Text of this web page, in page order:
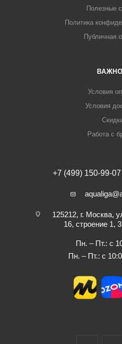
Полезные
Политика
Публичная
Условия
Условия
Работа с
+7 (499) 150-99-07
125212, г. Москва,
16, строение 1,
Пн. – Пт.: с
Пн. – Пт.: с